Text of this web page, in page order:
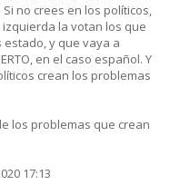
no crees en los políticos,
la votan los que
y que vaya a
en el caso español. Y
crean los problemas
los problemas que crean
17:13